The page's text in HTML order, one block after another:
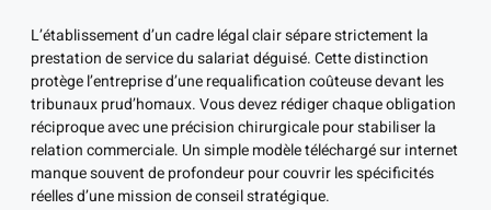
L’établissement d’un cadre légal clair sépare strictement la
prestation de service du salariat déguisé. Cette distinction
protège l’entreprise d’une requalification coûteuse devant les
tribunaux prud’homaux. Vous devez rédiger chaque obligation
réciproque avec une précision chirurgicale pour stabiliser la
relation commerciale. Un simple modèle téléchargé sur internet
manque souvent de profondeur pour couvrir les spécificités
réelles d’une mission de conseil stratégique.